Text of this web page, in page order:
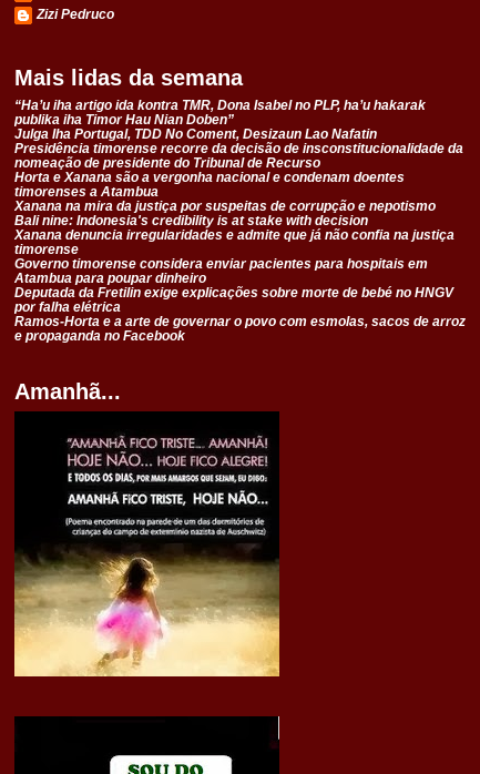
Zizi Pedruco
Mais lidas da semana
“Ha’u iha artigo ida kontra TMR, Dona Isabel no PLP, ha’u hakarak
publika iha Timor Hau Nian Doben”
Julga Iha Portugal, TDD No Coment, Desizaun Lao Nafatin
Presidência timorense recorre da decisão de insconstitucionalidade da
nomeação de presidente do Tribunal de Recurso
Horta e Xanana são a vergonha nacional e condenam doentes
timorenses a Atambua
Xanana na mira da justiça por suspeitas de corrupção e nepotismo
Bali nine: Indonesia's credibility is at stake with decision
Xanana denuncia irregularidades e admite que já não confia na justiça
timorense
Governo timorense considera enviar pacientes para hospitais em
Atambua para poupar dinheiro
Deputada da Fretilin exige explicações sobre morte de bebé no HNGV
por falha elétrica
Ramos-Horta e a arte de governar o povo com esmolas, sacos de arroz
e propaganda no Facebook
Amanhã...